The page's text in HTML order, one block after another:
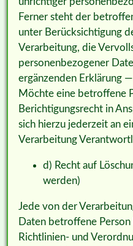
Ferner steht der
unter Berücksichtigung
Verarbeitung, die
personenbezogener
ergänzenden Erklärung
Möchte eine betroffene
Berichtigungsrecht in
sich hierzu jederzeit an
Verarbeitung
d) Recht auf
werden)
Jede von der
Daten betroffene
Richtlinien- und